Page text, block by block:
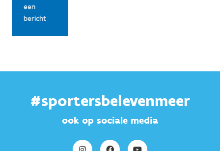
een
bericht
#sportersbelevenmeer
ook op sociale media